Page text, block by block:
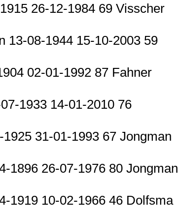
26-12-1984 69 Visscher
13-08-1944 15-10-2003 59
02-01-1992 87 Fahner
1933 14-01-2010 76
31-01-1993 67 Jongman
1896 26-07-1976 80 Jongman
1919 10-02-1966 46 Dolfsma